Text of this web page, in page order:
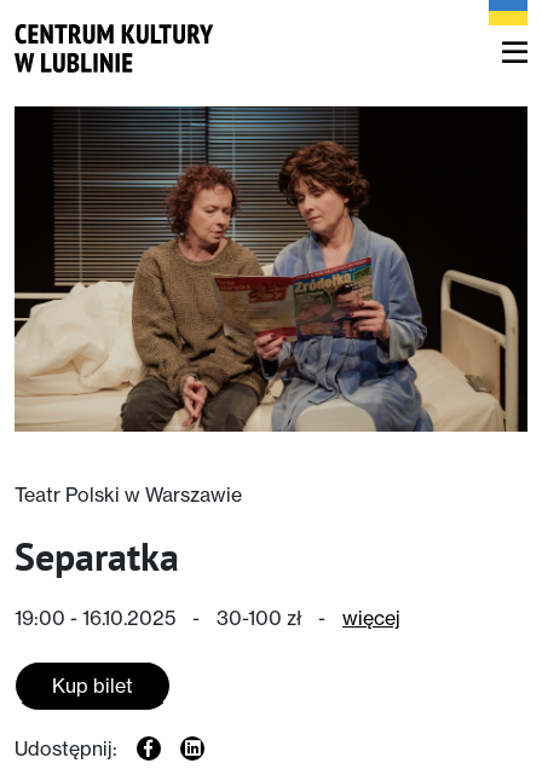
Teatr Polski w Warszawie
Separatka
19:00 - 16.10.2025 - 30-100 zł - więcej
Kup bilet
Udostępnij: